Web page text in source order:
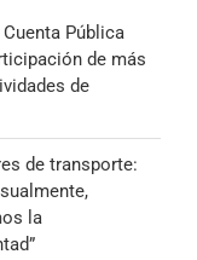
Pública
de más
de
de transporte:
la